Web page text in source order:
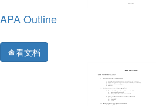
APA Outline
查看文档